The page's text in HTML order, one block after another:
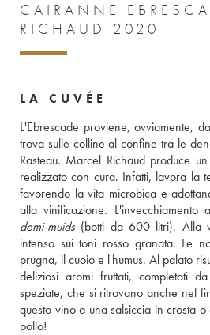
CAIRANNE
RICHAUD 2020
LA CUVÉE
L'Ebrescade proviene, ovviamente,
trova sulle colline al confine tra le
Rasteau. Marcel Richaud produce
realizzato con cura. Infatti, lavora la
favorendo la vita microbica e
demi-muids (botti da 600 litri). Alla
intenso sui toni rosso granata. Le
prugna, il cuoio e l'humus. Al palato
deliziosi aromi fruttati, completati
speziate, che si ritrovano anche nel
questo vino a una salsiccia in crosta
pollo!